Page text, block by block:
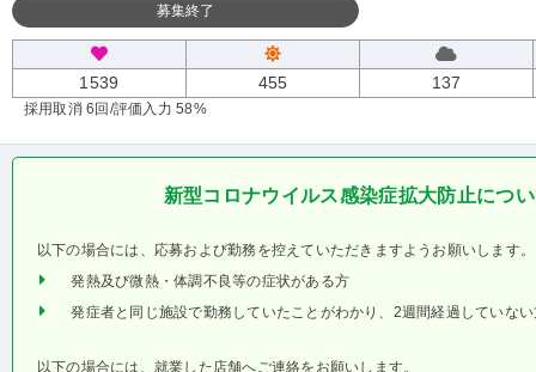
募集終了
1539 455 137
採用取消 6回 /評価入力 58%
新型コロナウイルス感染症拡大防止につ
以下の場合には、応募および勤務を控えていただきますようお願いします。
発熱及び微熱・体調不良等の症状がある方
発症者と同じ施設で勤務していたことがわかり、2週間経過していな
以下の場合には、就業した店舗へご連絡をお願いします。